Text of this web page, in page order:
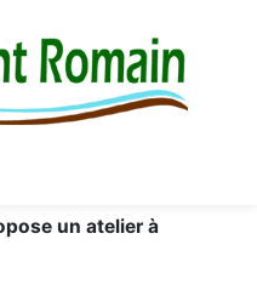
un atelier à